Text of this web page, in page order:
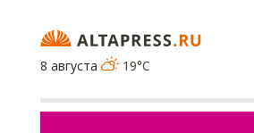
8 августа
19°C